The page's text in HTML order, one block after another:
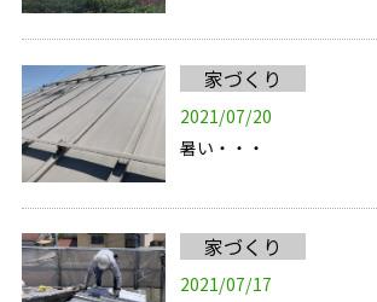
家づくり
2021/07/20
暑い・・・
家づくり
2021/07/17